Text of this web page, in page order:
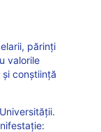
părinți
valorile
conștiință